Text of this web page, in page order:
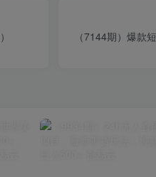
（7144期）爆款